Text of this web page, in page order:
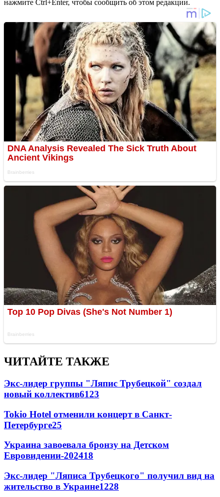
нажмите Ctrl+Enter, чтобы сообщить об этом редакции.
ЧИТАЙТЕ ТАКЖЕ
Экс-лидер группы "Ляпис Трубецкой" создал
новый коллектив6123
Tokio Hotel отменили концерт в Санкт-
Петербурге25
Украина завоевала бронзу на Детском
Евровидении-202418
Экс-лидер "Ляписа Трубецкого" получил вид на
жительство в Украине1228